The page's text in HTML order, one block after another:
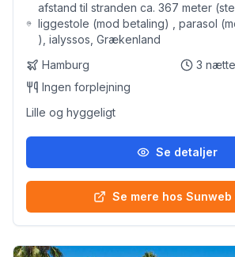
afstand til stranden ca. 367 meter
liggestole (mod betaling) , parasol
), ialyssos, Grækenland
Hamburg 3
Ingen forplejning
Lille og hyggeligt
Se detaljer
Se mere hos Sunweb